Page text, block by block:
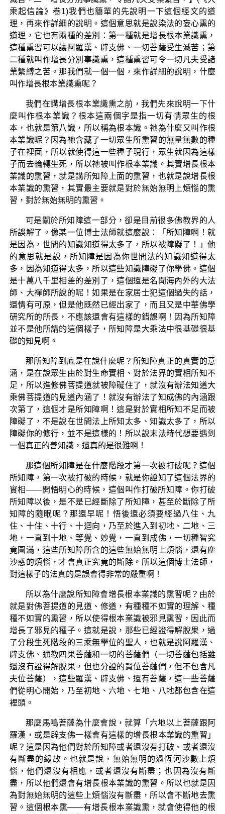
乘起信論》卷1)我們也簡單的先說明一下這個經文的道
理，再來作詳細的說明。這個意思就是說染法的妄心熏的
道理，它也有兩種的差別：第一種就是增長根本業識熏，
這種熏習可以讓阿羅漢、辟支佛、一切菩薩受生滅苦；第
二種就叫作增長分別事識熏，這種熏習可令一切凡夫受諸
業繫縛之苦。那我們就一個一個，來作詳細的說明，什麼
叫作增長根本業識熏呢？
我們在講增長根本業識熏之前，我們先來說明一下什
麼叫作根本業識？根本這兩個字是指一切有情眾生的根
本，也就是第八識，所以稱為根本識。祂為什麼又叫作根
本業識呢？因為祂含藏了一切眾生所熏習的無量無數的種
子在裡面，所以就使得這一些種子現行，眾生就因為這樣
子而去輪轉生死，所以祂被叫作根本業識。其實增長根本
業識的熏習，就是講所知障上面的熏習，也就是說增長根
本業識的熏習，其實最主要就是對於無始無明上煩惱的熏
習，對於無始無明的熏習。
可是關於所知障這一部分，卻是目前很多佛教界的人
所誤解了。像某一位博士法師就這麼說：「所知障啊！就
是因為，世間的知識知道得太多了，所以被障礙了！」他
的意思就是說，所知障是因為你世間法的知識知道得太
多，因為知道得太多，所以這些知識障礙了你學佛。這個
是十萬八千里相差的差別了，這個還是名聞海內外的大法
師、大禪師所說的呢！如果是在家居士犯這個過失的話，
還情有可原，但是他既然已經出家了，而且又是中華佛學
研究所的所長，不應該還會有這樣的錯誤啊！因為所知障
並不是他所講的這個樣子，所知障是大乘法中很基礎很基
礎的知見啊。
那所知障到底是在說什麼呢？所知障真正的真實的意
涵，是在說眾生由於對生命實相、對於法界的實相所知不
足，所以進修佛菩提道就被障礙住了，就沒有辦法知道大
乘佛菩提道的見道內涵了！就沒有辦法了知成佛的內涵跟
次第了，這個才是所知障啊！這是對於實相所知不足而被
障礙了，不是說在世間法上所知太多、知識太多了，所以
障礙你的修行，並不是這樣的！所以說末法時代想要遇到
一個真正的善知識，還真的是很難啊！
那這個所知障是在什麼階段才第一次被打破呢？這個
所知障，第一次被打破的時候，就是你證知了這個法界的
實相——開悟明心的時候，這個叫作打破所知障。你打破
所知障以後，是不是已經斷除了所知障，甚至於斷除了所
知障的隨眠呢？那還早呢！悟後還必須要經過八住、九
住、十住、十行、十迴向，乃至於進入到初地、二地、三
地，一直到十地、等覺、妙覺，一直到成佛，一切種智究
竟圓滿，這些所知障所含的這些無始無明上煩惱，還有塵
沙惑的煩惱，才會真正究竟的斷除。所以這個博士法師，
對這樣子的法真的是誤會得非常的嚴重啊！
所以為什麼說所知障會增長根本業識的熏習呢？由於
就是對佛菩提道的見道、修道，有種種不如實的理解、種
種不如實的熏習，所以使得根本業識被邪見熏習，因此而
增長了邪見的種子。這就是說，那些已經證得解脫果，過
了分段生死階段的三乘無學位的聖人，也就是說阿羅漢、
辟支佛、通教四果菩薩和一切的菩薩們（一切菩薩包括雖
還沒有證得解脫果，但也分證的賢位菩薩們，但不包含凡
夫位菩薩），這些羅漢、辟支佛、還有菩薩，這一些菩薩
們從明心開始，乃至初地、六地、七地、八地都包含在這
裡頭。
那麼馬鳴菩薩為什麼會說，就算「六地以上菩薩跟阿
羅漢，或是辟支佛一樣會有這樣的增長根本業識的熏習」
呢？這是因為他們對於所知障或者還沒有打破、或者還沒
有斷盡的緣故。也就是說，無始無明的過恆河沙數上煩
惱，他們還沒有相應，或者還沒有斷盡；也因為沒有斷
盡，所以他們還會有增長根本業識的熏習。所以也就是因
為對無始無明的這些上煩惱沒有斷盡，所以會不斷地去熏
習。這個根本熏——有增長根本業識熏，就會使得他的根